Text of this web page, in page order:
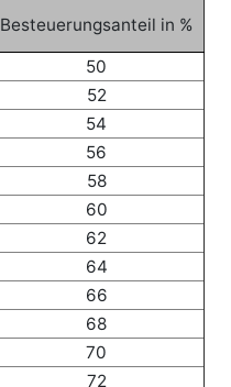
Besteuerungsanteil in %
50
52
54
56
58
60
62
64
66
68
70
72